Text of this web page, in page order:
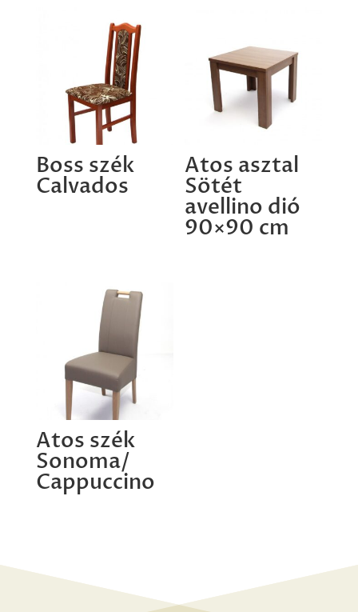
Boss szék
Calvados
Atos asztal
Sötét
avellino dió
90×90 cm
Atos szék
Sonoma/
Cappuccino